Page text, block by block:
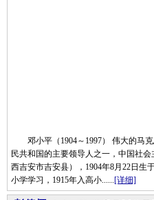
邓小平（1904～1997） 伟大的马克
民共和国的主要领导人之一，中国社
西吉安市吉安县），1904年8月22日生
小学学习，1915年入高小......[详细]